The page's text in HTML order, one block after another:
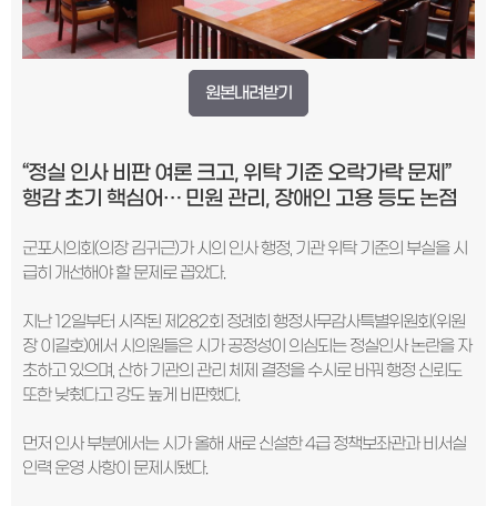
원본내려받기
“정실 인사 비판 여론 크고, 위탁 기준 오락가락 문제 ”
행감 초기 핵심어… 민원 관리 , 장애인 고용 등도 논점
군포시의회(의장 김귀근)가 시의 인사 행정, 기관 위탁 기준의 부실을 시
급히 개선해야 할 문제로 꼽았다.
지난 12일부터 시작된 제282회 정례회 행정사무감사특별위원회(위원
장 이길호)에서 시의원들은 시가 공정성이 의심되는 정실인사 논란을 자
초하고 있으며, 산하 기관의 관리 체제 결정을 수시로 바꿔 행정 신뢰도
또한 낮췄다고 강도 높게 비판했다.
먼저 인사 부분에서는 시가 올해 새로 신설한 4급 정책보좌관과 비서실
인력 운영 사항이 문제시됐다.